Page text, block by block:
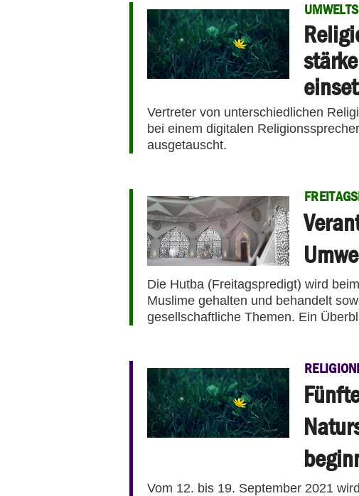
Vertreter von unterschiedlichen
bei einem digitalen
ausgetauscht.
Die Hutba (Freitagspredigt) wird
Muslime gehalten und behandelt
gesellschaftliche Themen. Ein
Vom 12. bis 19. September 2021